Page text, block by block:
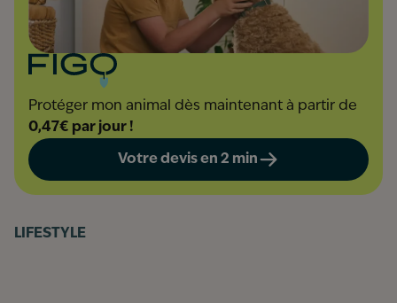
Protéger mon animal dès maintenant à partir de
0,47€ par jour !
Votre devis en 2 min
LIFESTYLE